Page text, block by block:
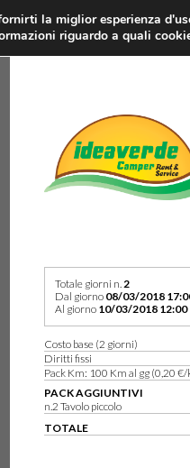
Totale giorni n.2
Dal giorno 08/03/2018
Al giorno 10/03/2018 12:00
Costo base (2 giorni)
Diritti fissi
Pack Km: 100 Km al gg (0,20
PACK AGGIUNTIVI
n.2 Tavolo piccolo
TOTALE
la miglior esperienza
riguardo a quali